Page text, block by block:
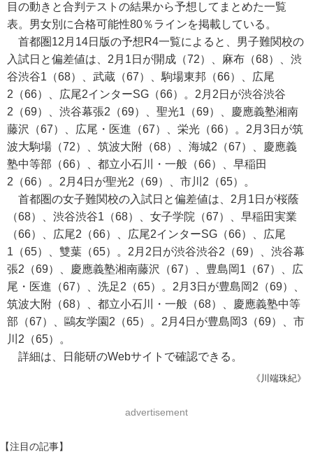
目の動きと合判テストの結果から予想してまとめた一覧
表。男女別に合格可能性80％ラインを掲載している。
首都圏12月14日版の予想R4一覧によると、男子難関校の
入試日と偏差値は、2月1日が開成（72）、麻布（68）、渋
谷渋谷1（68）、武蔵（67）、駒場東邦（66）、広尾
2（66）、広尾2インターSG（66）。2月2日が渋谷渋谷
2（69）、渋谷幕張2（69）、聖光1（69）、慶應義塾湘南
藤沢（67）、広尾・医進（67）、栄光（66）。2月3日が筑
波大駒場（72）、筑波大附（68）、海城2（67）、慶應義
塾中等部（66）、都立小石川・一般（66）、早稲田
2（66）。2月4日が聖光2（69）、市川2（65）。
首都圏の女子難関校の入試日と偏差値は、2月1日が桜蔭
（68）、渋谷渋谷1（68）、女子学院（67）、早稲田実業
（66）、広尾2（66）、広尾2インターSG（66）、広尾
1（65）、雙葉（65）。2月2日が渋谷渋谷2（69）、渋谷幕
張2（69）、慶應義塾湘南藤沢（67）、豊島岡1（67）、広
尾・医進（67）、洗足2（65）。2月3日が豊島岡2（69）、
筑波大附（68）、都立小石川・一般（68）、慶應義塾中等
部（67）、鷗友学園2（65）。2月4日が豊島岡3（69）、市
川2（65）。
詳細は、日能研のWebサイトで確認できる。
《川端珠紀》
advertisement
【注目の記事】